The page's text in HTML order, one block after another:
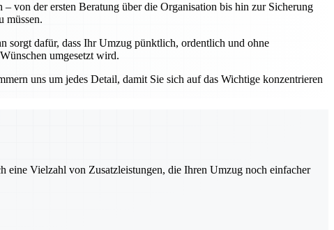
von der ersten Beratung über die Organisation bis hin zur Sicherung
müssen.
sorgt dafür, dass Ihr Umzug pünktlich, ordentlich und ohne
umgesetzt wird.
uns um jedes Detail, damit Sie sich auf das Wichtige konzentrieren
eine Vielzahl von Zusatzleistungen, die Ihren Umzug noch einfacher